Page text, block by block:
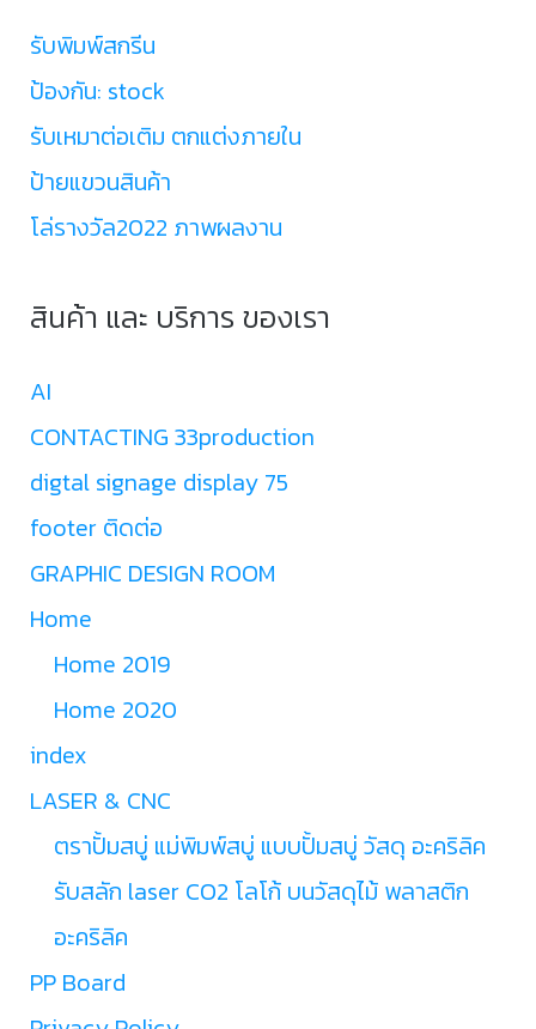
รับพิมพ์สกรีน
ป้องกัน: stock
รับเหมาต่อเติม ตกแต่งภายใน
ป้ายแขวนสินค้า
โล่รางวัล2022 ภาพผลงาน
สินค้า และ บริการ ของเรา
AI
CONTACTING 33production
digtal signage display 75
footer ติดต่อ
GRAPHIC DESIGN ROOM
Home
Home 2019
Home 2020
index
LASER & CNC
ตราปั้มสบู่ แม่พิมพ์สบู่ แบบปั้มสบู่ วัสดุ อะคริลิค
รับสลัก laser CO2 โลโก้ บนวัสดุไม้ พลาสติก
อะคริลิค
PP Board